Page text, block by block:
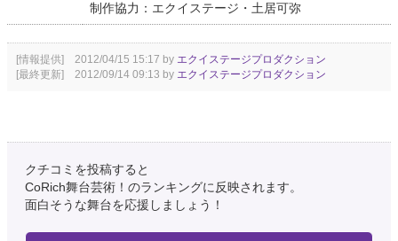
制作協力：エクイステージ・土居可弥
[情報提供] 2012/04/15 15:17 by エクイステージプロダクション
[最終更新] 2012/09/14 09:13 by エクイステージプロダクション
クチコミを投稿すると
CoRich舞台芸術！のランキングに反映されます。
面白そうな舞台を応援しましょう！